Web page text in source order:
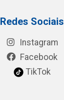
Redes Sociais
Instagram
Facebook
TikTok